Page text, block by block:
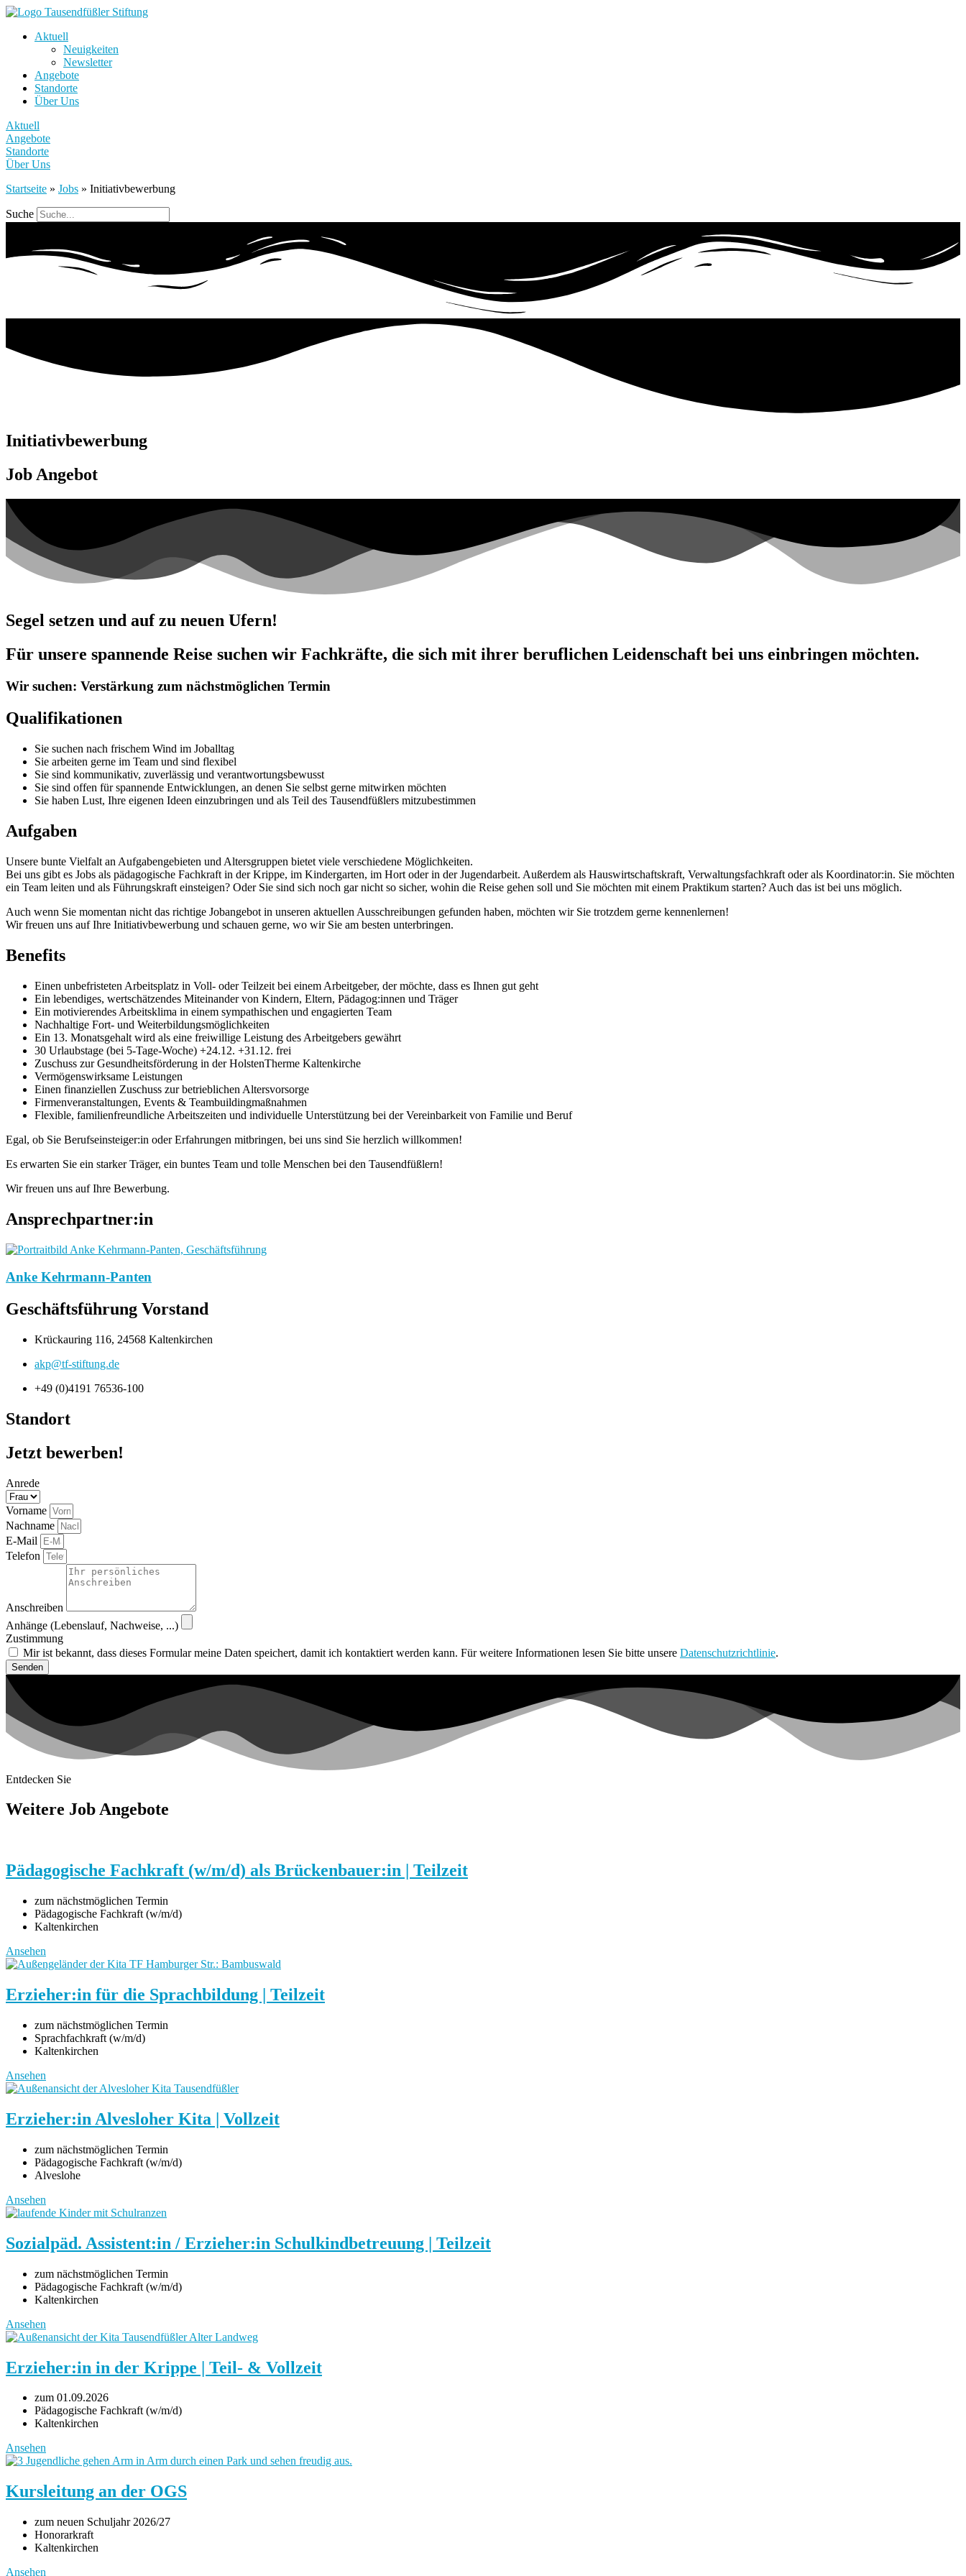
Aktuell
Neuigkeiten
Newsletter
Angebote
Standorte
Über Uns
Aktuell
Angebote
Standorte
Über Uns
Startseite » Jobs » Initiativbewerbung
Suche
Initiativbewerbung
Job Angebot
Segel setzen und auf zu neuen Ufern!
Für unsere spannende Reise suchen wir Fachkräfte, die sich mit ihrer beruflichen Leidenschaft bei uns einbringen möchten.
Wir suchen: Verstärkung zum nächstmöglichen Termin
Qualifikationen
Sie suchen nach frischem Wind im Joballtag
Sie arbeiten gerne im Team und sind flexibel
Sie sind kommunikativ, zuverlässig und verantwortungsbewusst
Sie sind offen für spannende Entwicklungen, an denen Sie selbst gerne mitwirken möchten
Sie haben Lust, Ihre eigenen Ideen einzubringen und als Teil des Tausendfüßlers mitzubestimmen
Aufgaben
Unsere bunte Vielfalt an Aufgabengebieten und Altersgruppen bietet viele verschiedene Möglichkeiten.
Bei uns gibt es Jobs als pädagogische Fachkraft in der Krippe, im Kindergarten, im Hort oder in der Jugendarbeit. Außerdem als Hauswirtschaftskraft, Verwaltungsfachkraft oder als Koordinator:in. Sie möchten
ein Team leiten und als Führungskraft einsteigen? Oder Sie sind sich noch gar nicht so sicher, wohin die Reise gehen soll und Sie möchten mit einem Praktikum starten? Auch das ist bei uns möglich.
Auch wenn Sie momentan nicht das richtige Jobangebot in unseren aktuellen Ausschreibungen gefunden haben, möchten wir Sie trotzdem gerne kennenlernen!
Wir freuen uns auf Ihre Initiativbewerbung und schauen gerne, wo wir Sie am besten unterbringen.
Benefits
Einen unbefristeten Arbeitsplatz in Voll- oder Teilzeit bei einem Arbeitgeber, der möchte, dass es Ihnen gut geht
Ein lebendiges, wertschätzendes Miteinander von Kindern, Eltern, Pädagog:innen und Träger
Ein motivierendes Arbeitsklima in einem sympathischen und engagierten Team
Nachhaltige Fort- und Weiterbildungsmöglichkeiten
Ein 13. Monatsgehalt wird als eine freiwillige Leistung des Arbeitgebers gewährt
30 Urlaubstage (bei 5-Tage-Woche) +24.12. +31.12. frei
Zuschuss zur Gesundheitsförderung in der HolstenTherme Kaltenkirche
Vermögenswirksame Leistungen
Einen finanziellen Zuschuss zur betrieblichen Altersvorsorge
Firmenveranstaltungen, Events & Teambuildingmaßnahmen
Flexible, familienfreundliche Arbeitszeiten und individuelle Unterstützung bei der Vereinbarkeit von Familie und Beruf
Egal, ob Sie Berufseinsteiger:in oder Erfahrungen mitbringen, bei uns sind Sie herzlich willkommen!
Es erwarten Sie ein starker Träger, ein buntes Team und tolle Menschen bei den Tausendfüßlern!
Wir freuen uns auf Ihre Bewerbung.
Ansprechpartner:in
Anke Kehrmann-Panten
Geschäftsführung Vorstand
Krückauring 116, 24568 Kaltenkirchen
akp@tf-stiftung.de
+49 (0)4191 76536-100
Standort
Jetzt bewerben!
Anrede
Vorname
Nachname
E-Mail
Telefon
Anschreiben
Anhänge (Lebenslauf, Nachweise, ...)
Zustimmung
Mir ist bekannt, dass dieses Formular meine Daten speichert, damit ich kontaktiert werden kann. Für weitere Informationen lesen Sie bitte unsere Datenschutzrichtlinie.
Senden
Entdecken Sie
Weitere Job Angebote
Pädagogische Fachkraft (w/m/d) als Brückenbauer:in | Teilzeit
zum nächstmöglichen Termin
Pädagogische Fachkraft (w/m/d)
Kaltenkirchen
Ansehen
Erzieher:in für die Sprachbildung | Teilzeit
zum nächstmöglichen Termin
Sprachfachkraft (w/m/d)
Kaltenkirchen
Ansehen
Erzieher:in Alvesloher Kita | Vollzeit
zum nächstmöglichen Termin
Pädagogische Fachkraft (w/m/d)
Alveslohe
Ansehen
Sozialpäd. Assistent:in / Erzieher:in Schulkindbetreuung | Teilzeit
zum nächstmöglichen Termin
Pädagogische Fachkraft (w/m/d)
Kaltenkirchen
Ansehen
Erzieher:in in der Krippe | Teil- & Vollzeit
zum 01.09.2026
Pädagogische Fachkraft (w/m/d)
Kaltenkirchen
Ansehen
Kursleitung an der OGS
zum neuen Schuljahr 2026/27
Honorarkraft
Kaltenkirchen
Ansehen